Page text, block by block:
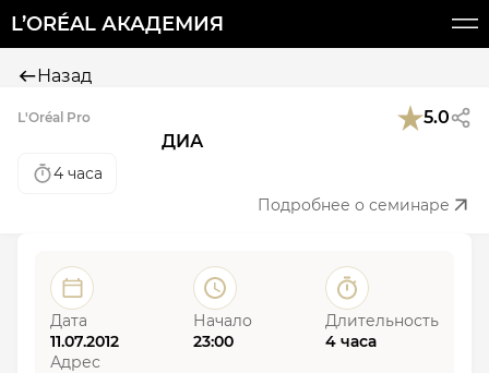
L’ORÉAL АКАДЕМИЯ
Назад
L'Oréal Pro
5.0
ДИА
4 часа
Подробнее о семинаре
Дата
11.07.2012
Начало
23:00
Длительность
4 часа
Адрес